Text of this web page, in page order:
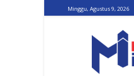
Minggu, Agustus 9, 2026